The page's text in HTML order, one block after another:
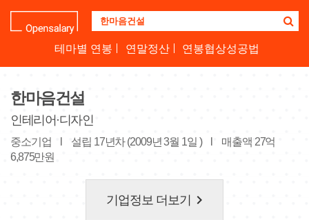
업
명
세
요
테마별 연봉 연말정산 연봉협상성공법
한마음건설
인테리어·디자인
중소기업 설립 17년차 (2009년 3월 1일 )
매출액 27억
6,875만원
기업정보 더보기 keyboard_arrow_right